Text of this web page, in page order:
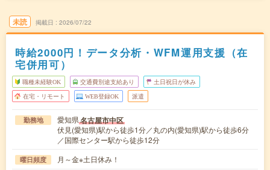
未読 掲載日 2026/07/22
時給2000円！データ分析・WFM運用支援（在
宅併用可）
職種未経験OK 交通費別途支給あり 土日祝日が休み
在宅・リモート WEB登録OK 派遣
勤務地 愛知県名古屋市中区
伏見(愛知県)駅から徒歩1分／丸の内(愛知県)駅から徒歩6分
／国際センター駅から徒歩12分
曜日頻度 月～金※土日休み！